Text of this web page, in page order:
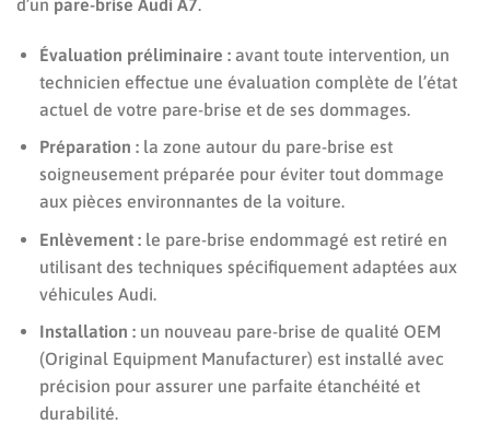
d’un pare-brise Audi A7.
Évaluation préliminaire :avant toute intervention, un
technicien effectue une évaluation complète de l’état
actuel de votre pare-brise et de ses dommages.
Préparation :la zone autour du pare-brise est
soigneusement préparée pour éviter tout dommage
aux pièces environnantes de la voiture.
Enlèvement :le pare-brise endommagé est retiré en
utilisant des techniques spécifiquement adaptées aux
véhicules Audi.
Installation :un nouveau pare-brise de qualité OEM
(Original Equipment Manufacturer) est installé avec
précision pour assurer une parfaite étanchéité et
durabilité.